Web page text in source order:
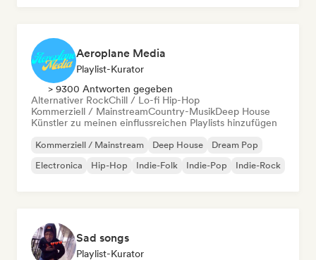
Aeroplane Media
Playlist-Kurator
> 9300 Antworten gegeben
Alternativer RockChill / Lo-fi Hip-Hop
Kommerziell / MainstreamCountry-MusikDeep House
Künstler zu meinen einflussreichen Playlists hinzufügen
Kommerziell / Mainstream Deep House
Dream Pop
Electronica
Hip-Hop Indie-Folk Indie-Pop Indie-Rock
Sad songs
Playlist-Kurator